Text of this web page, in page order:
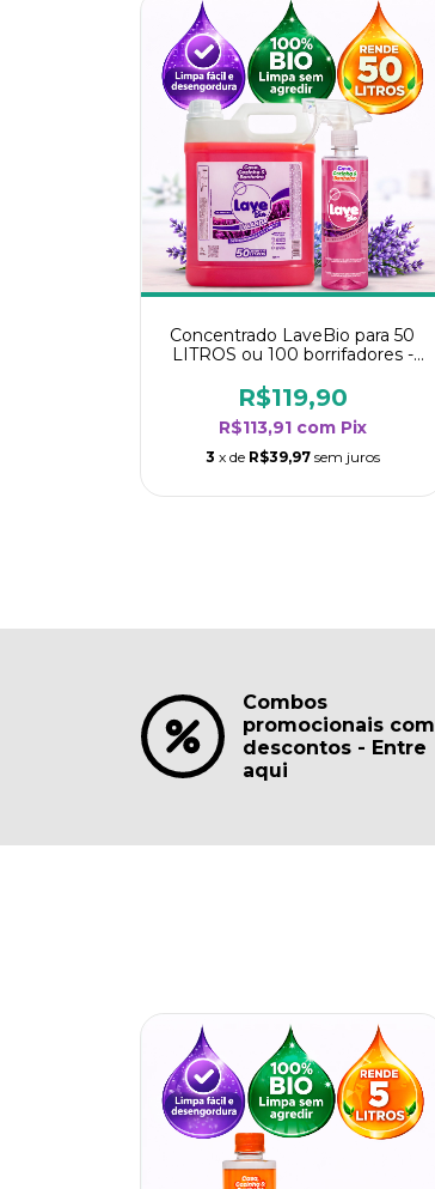
Concentrado LaveBio para 50
LITROS ou 100 borrifadores -
- Lavanda
R$119,90
R$113,91 com Pix
3 x de R$39,97 sem juros
Combos
promocionais com
descontos - Entre
aqui